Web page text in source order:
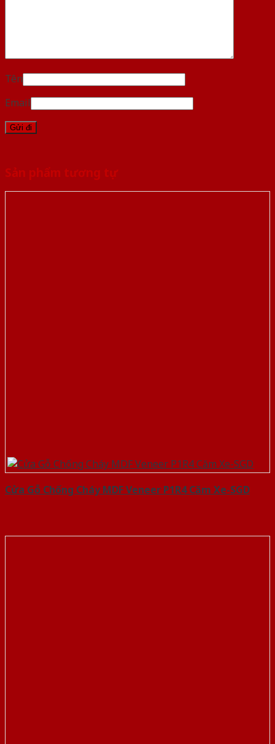
Tên
Email
Sản phẩm tương tự
Cửa Gỗ Chống Cháy MDF Veneer P1R4 Căm Xe-SGD